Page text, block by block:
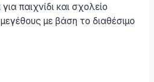
παιχνίδι και σχολείο
με βάση το διαθέσιμο